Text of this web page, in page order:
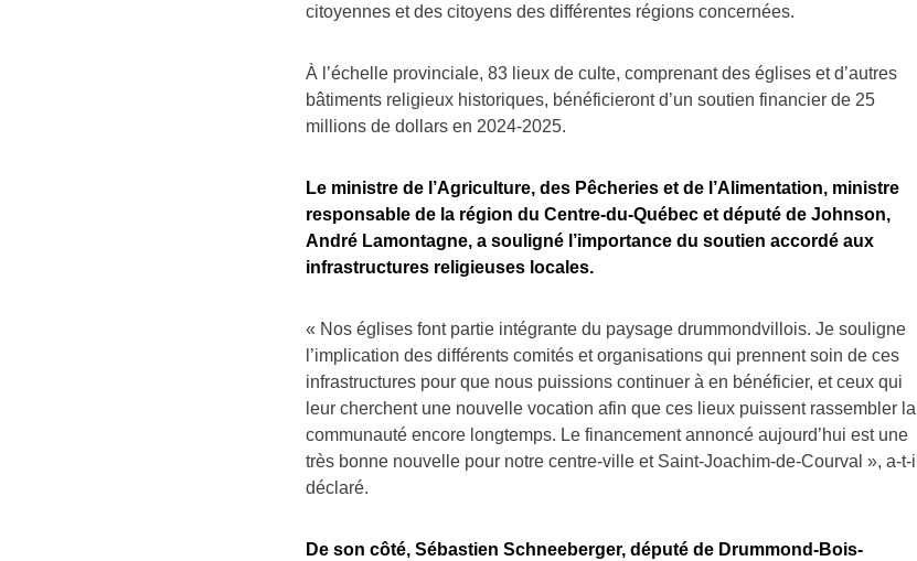
citoyennes et des citoyens des différentes régions concernées.
À l’échelle provinciale, 83 lieux de culte, comprenant des églises et d’autres
bâtiments religieux historiques, bénéficieront d’un soutien financier de 25
millions de dollars en 2024-2025.
Le ministre de l’Agriculture, des Pêcheries et de l’Alimentation, ministre
responsable de la région du Centre-du-Québec et député de Johnson,
André Lamontagne, a souligné l’importance du soutien accordé aux
infrastructures religieuses locales.
« Nos églises font partie intégrante du paysage drummondvillois. Je souligne
l’implication des différents comités et organisations qui prennent soin de ces
infrastructures pour que nous puissions continuer à en bénéficier, et ceux qui
leur cherchent une nouvelle vocation afin que ces lieux puissent rassembler la
communauté encore longtemps. Le financement annoncé aujourd’hui est une
très bonne nouvelle pour notre centre-ville et Saint-Joachim-de-Courval », a-t-il
déclaré.
De son côté, Sébastien Schneeberger, député de Drummond-Bois-